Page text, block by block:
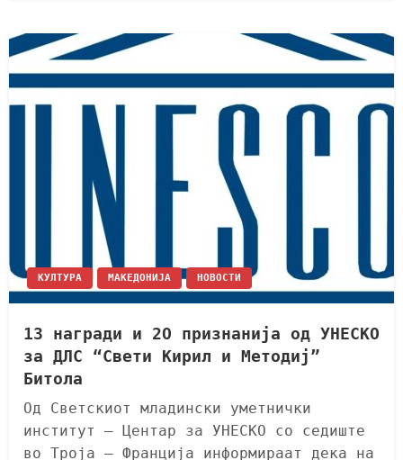
КУЛТУРА МАКЕДОНИЈА НОВОСТИ
13 награди и 2О признанија од УНЕСКО
за ДЛС “Свети Кирил и Методиј”
Битола
Од Светскиот младински уметнички
институт – Центар за УНЕСКО со седиште
во Троја – Франција информираат дека на